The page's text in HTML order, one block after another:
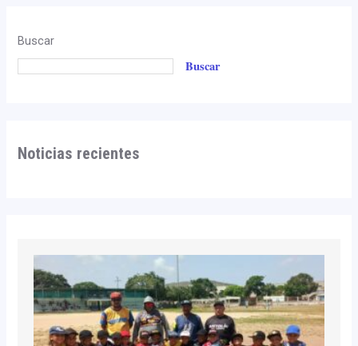
Buscar
Buscar
Noticias recientes